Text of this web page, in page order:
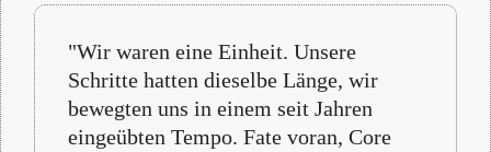
"Wir waren eine Einheit. Unsere
Schritte hatten dieselbe Länge, wir
bewegten uns in einem seit Jahren
eingeübten Tempo. Fate voran, Core